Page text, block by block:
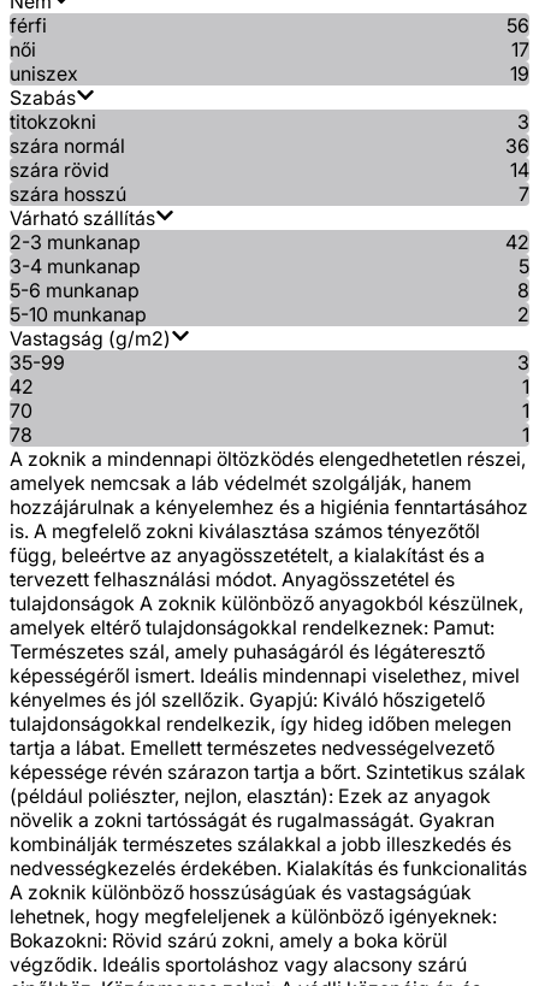
férfi
56
női
17
uniszex
19
Szabás
titokzokni
3
szára normál
36
szára rövid
14
szára hosszú
7
Várható szállítás
2-3 munkanap
42
3-4 munkanap
5
5-6 munkanap
8
5-10 munkanap
2
Vastagság (g/m2)
35-99
3
42
1
70
1
78
1
A zoknik a mindennapi öltözködés elengedhetetlen részei,
amelyek nemcsak a láb védelmét szolgálják, hanem
hozzájárulnak a kényelemhez és a higiénia fenntartásához
is. A megfelelő zokni kiválasztása számos tényezőtől
függ, beleértve az anyagösszetételt, a kialakítást és a
tervezett felhasználási módot. Anyagösszetétel és
tulajdonságok A zoknik különböző anyagokból készülnek,
amelyek eltérő tulajdonságokkal rendelkeznek: Pamut:
Természetes szál, amely puhaságáról és légáteresztő
képességéről ismert. Ideális mindennapi viselethez, mivel
kényelmes és jól szellőzik. Gyapjú: Kiváló hőszigetelő
tulajdonságokkal rendelkezik, így hideg időben melegen
tartja a lábat. Emellett természetes nedvességelvezető
képessége révén szárazon tartja a bőrt. Szintetikus szálak
(például poliészter, nejlon, elasztán): Ezek az anyagok
növelik a zokni tartósságát és rugalmasságát. Gyakran
kombinálják természetes szálakkal a jobb illeszkedés és
nedvességkezelés érdekében. Kialakítás és funkcionalitás
A zoknik különböző hosszúságúak és vastagságúak
lehetnek, hogy megfeleljenek a különböző igényeknek:
Bokazokni: Rövid szárú zokni, amely a boka körül
végződik. Ideális sportoláshoz vagy alacsony szárú